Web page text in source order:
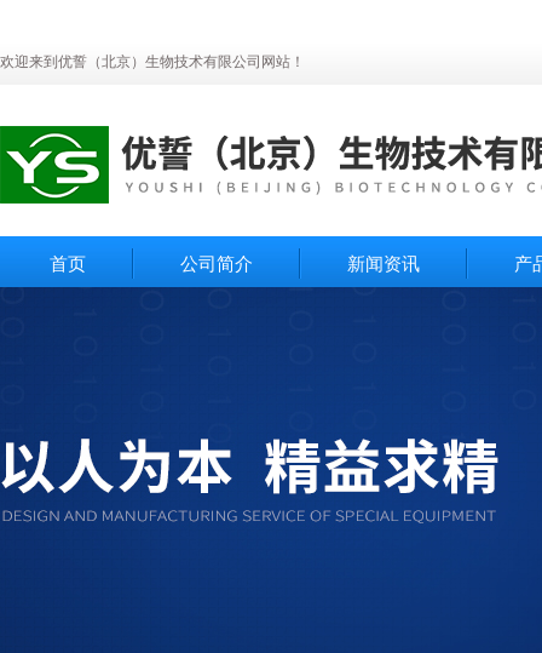
欢迎来到优誓（北京）生物技术有限公司网站！
首页 公司简介 新闻资讯 产